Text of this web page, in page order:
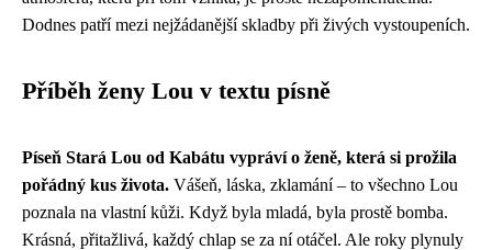
Dodnes patří mezi nejžádanější skladby při živých vystoupeních.
Příběh ženy Lou v textu písně
Píseň Stará Lou od Kabátu vypráví o ženě, která si prožila
pořádný kus života. Vášeň, láska, zklamání – to všechno Lou
poznala na vlastní kůži. Když byla mladá, byla prostě bomba.
Krásná, přitažlivá, každý chlap se za ní otáčel. Ale roky plynuly